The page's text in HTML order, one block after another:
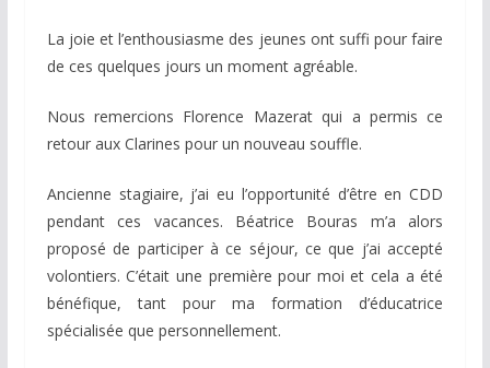
La joie et l’enthousiasme des jeunes ont suffi pour faire
de ces quelques jours un moment agréable.
Nous remercions Florence Mazerat qui a permis ce
retour aux Clarines pour un nouveau souffle.
Ancienne stagiaire, j’ai eu l’opportunité d’être en CDD
pendant ces vacances. Béatrice Bouras m’a alors
proposé de participer à ce séjour, ce que j’ai accepté
volontiers. C’était une première pour moi et cela a été
bénéfique, tant pour ma formation d’éducatrice
spécialisée que personnellement.